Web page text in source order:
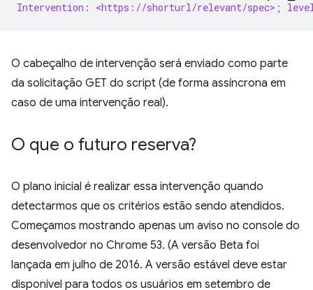
Intervention: <https://shorturl/relevant/spec>;
O cabeçalho de intervenção será enviado como parte
da solicitação GET do script (de forma assíncrona em
caso de uma intervenção real).
O que o futuro reserva?
O plano inicial é realizar essa intervenção quando
detectarmos que os critérios estão sendo atendidos.
Começamos mostrando apenas um aviso no console do
desenvolvedor no Chrome 53. (A versão Beta foi
lançada em julho de 2016. A versão estável deve estar
disponível para todos os usuários em setembro de